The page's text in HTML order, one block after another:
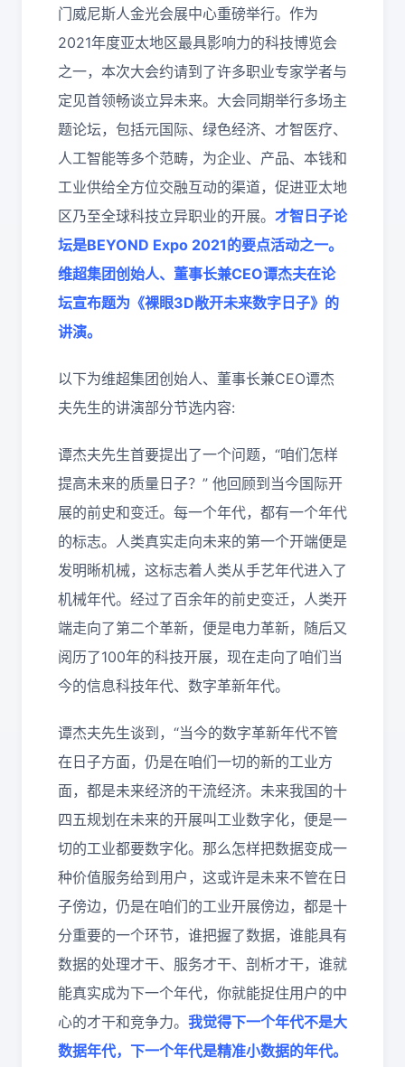
门威尼斯人金光会展中心重磅举行。作为
2021年度亚太地区最具影响力的科技博览会
之一，本次大会约请到了许多职业专家学者与
定见首领畅谈立异未来。大会同期举行多场主
题论坛，包括元国际、绿色经济、才智医疗、
人工智能等多个范畴，为企业、产品、本钱和
工业供给全方位交融互动的渠道，促进亚太地
区乃至全球科技立异职业的开展。 才智日子论
坛是BEYOND Expo 2021的要点活动之一。
维超集团创始人、董事长兼CEO谭杰夫在论
坛宣布题为《裸眼3D敞开未来数字日子》的
讲演。
以下为维超集团创始人、董事长兼CEO谭杰
夫先生的讲演部分节选内容:
谭杰夫先生首要提出了一个问题，“咱们怎样
提高未来的质量日子？” 他回顾到当今国际开
展的前史和变迁。每一个年代，都有一个年代
的标志。人类真实走向未来的第一个开端便是
发明晰机械，这标志着人类从手艺年代进入了
机械年代。经过了百余年的前史变迁，人类开
端走向了第二个革新，便是电力革新，随后又
阅历了100年的科技开展，现在走向了咱们当
今的信息科技年代、数字革新年代。
谭杰夫先生谈到，“当今的数字革新年代不管
在日子方面，仍是在咱们一切的新的工业方
面，都是未来经济的干流经济。未来我国的十
四五规划在未来的开展叫工业数字化，便是一
切的工业都要数字化。那么怎样把数据变成一
种价值服务给到用户，这或许是未来不管在日
子傍边，仍是在咱们的工业开展傍边，都是十
分重要的一个环节，谁把握了数据，谁能具有
数据的处理才干、服务才干、剖析才干，谁就
能真实成为下一个年代，你就能捉住用户的中
心的才干和竞争力。 我觉得下一个年代不是大
数据年代，下一个年代是精准小数据的年代。